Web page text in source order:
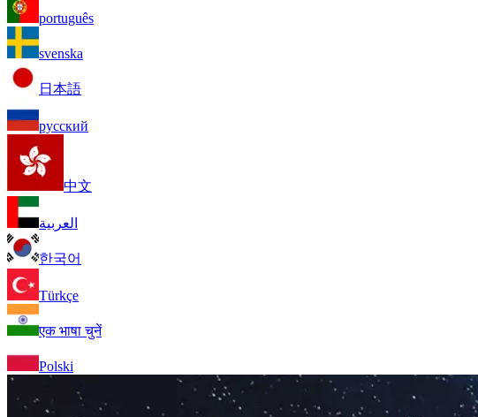
português
svenska
日本語
русский
中文
العربية
한국어
Türkçe
एक भाषा चुनें
Polski